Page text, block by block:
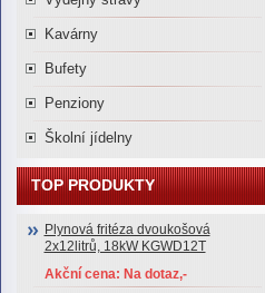
Kavárny
Bufety
Penziony
Školní jídelny
TOP PRODUKTY
Plynová fritéza dvoukošová
2x12litrů, 18kW KGWD12T
Akční cena: Na dotaz,-